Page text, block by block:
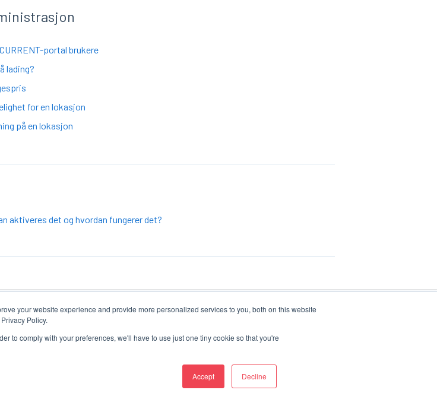
your website experience and provide more personalized services to you, both on this website
Policy.
to comply with your preferences, we'll have to use just one tiny cookie so that you're
Accept Decline
portal brukere
lading?
for en lokasjon
på en lokasjon
aktiveres det og hvordan fungerer det?